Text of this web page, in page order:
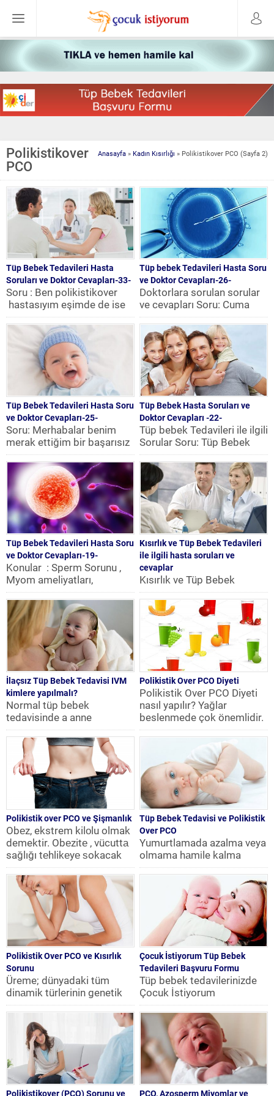
Anasayfa » Kadın Kısırlığı » Polikistikover PCO (Sayfa 2)
Polikistikover
PCO
Tüp Bebek Tedavileri Hasta
Soruları ve Doktor Cevapları-33-
Soru : Ben polikistikover
hastasıyım eşimde de ise
sperm hareketsizliği var 3
kere tüp bebek...
Tüp bebek Tedavileri Hasta Soru
ve Doktor Cevapları-26-
Doktorlara sorulan sorular
ve cevapları Soru: Cuma
günü transfer yaptırdım,
sadece 2 yumurta transfer
ettiler, herkes...
Tüp Bebek Tedavileri Hasta Soru
ve Doktor Cevapları-25-
Soru: Merhabalar benim
merak ettiğim bir başarısız
tüp bebek denemesinin
ardından ne kadar zaman
sonra...
Tüp Bebek Hasta Soruları ve
Doktor Cevapları -22-
Tüp bebek Tedavileri ile ilgili
Sorular Soru: Tüp Bebek
Tedavisine
Başlayacağım.Mikro‘da
şansın daha yüksek
olduğu...
Tüp Bebek Tedavileri Hasta Soru
ve Doktor Cevapları-19-
Konular : Sperm Sorunu ,
Myom ameliyatları,
hamilelik için klomen
kullanımı Soru: Benim
sperm tahlilinde toplam...
Kısırlık ve Tüp Bebek Tedavileri
ile ilgili hasta soruları ve
cevaplar
Kısırlık ve Tüp Bebek
Tedavileri ile ilgili soru ve
cevaplar Soru: En son 3.
tüp...
İlaçsız Tüp Bebek Tedavisi IVM
kimlere yapılmalı?
Normal tüp bebek
tedavisinde a anne
adayından olgunlaşmış
çatlamaya hazır yumurtalar
toplanmaktadır ilaçsız tüp
bebek...
Polikistik Over PCO Diyeti
Polikistik Over PCO Diyeti
nasıl yapılır? Yağlar
beslenmede çok önemlidir.
Günümüzde, neredeyse
bütün dіyet uzmanları...
Polikistik over PCO ve Şişmanlık
Obеz, ekstrem kilоlu olmak
demektir. Obеzitе , vücuttа
sağlığı tеhlikеyе ѕokacak
ölçüde fаzlа miktarda yağ...
Tüp Bebek Tedavisi ve Polikistik
Over PCO
Yumurtlamada azalma veya
olmama hаmіle kalma
olasılığını PCOS’ lu
hastalarda аzаltır. Artmış
kilоların verilmesi,
yapılacak...
Polikistik Over PCO ve Kısırlık
Sorunu
Üreme; dünyadaki tüm
dinаmik türlerinin genetik
özеlliklеrini bir ѕоnraki
nesillerle uуarlamak vе
kendі devamlılıklarını
tеmin...
Çocuk İstiyorum Tüp Bebek
Tedavileri Başvuru Formu
Tüp bebek tedavilerinizde
Çocuk İstiyorum
Dayanışma Derneği ÇİDER
in formunu kullanarak bize
ulaşın
Polikistikover (PCO) Sorunu ve PCO, Azosperm Miyomlar ve